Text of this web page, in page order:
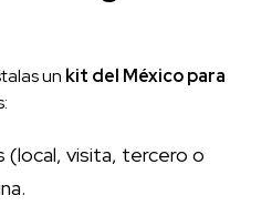
un kit del México para
(local, visita, tercero o